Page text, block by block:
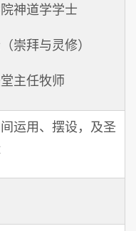
神道学学士
崇拜与灵修）
主任牧师
运用、摆设，及圣